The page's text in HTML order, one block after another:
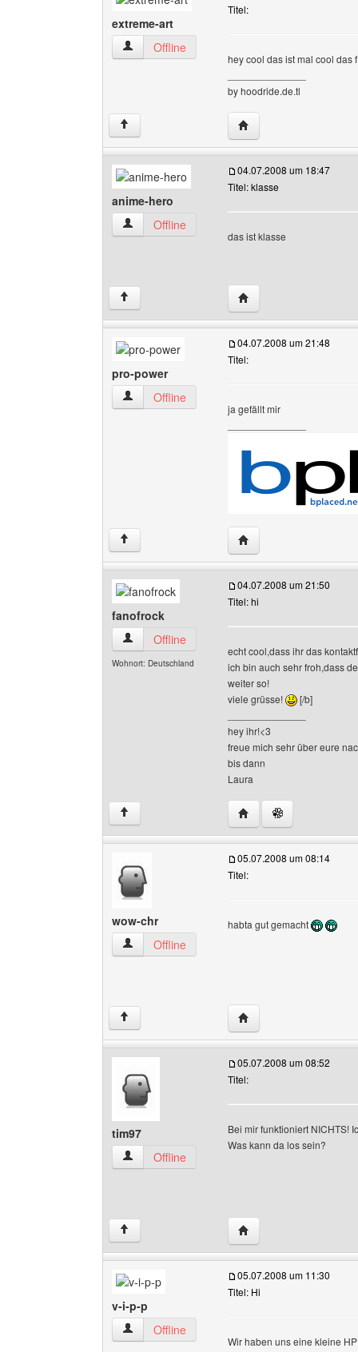
extreme-art
extreme-art Benutzer-Profile anzeigen
Offline
Titel:
hey cool das ist mal cool das
by hoodride.de.tl
↑ Website dieses
anime-hero
anime-hero Benutzer-Profile anzeigen
Offline
04.07.2008 um 18:47
Titel: klasse
das ist klasse
↑ Website dieses
pro-power
pro-power Benutzer-Profile anzeigen
Offline
04.07.2008 um 21:48
Titel:
ja gefällt mir
↑ Website dieses
fanofrock
fanofrock Benutzer-Profile anzeigen
Offline
Wohnort: Deutschland
04.07.2008 um 21:50
Titel: hi
echt cool,dass ihr das
ich bin auch sehr froh,dass
weiter so!
viele grüsse!
[/b]
hey ihr!<3
freue mich sehr über eure
bis dann
Laura
↑ Website dieses
wow-chr
wow-chr Benutzer-Profile anzeigen
Offline
05.07.2008 um 08:14
Titel:
habta gut gemacht
↑ Website dieses
tim97
tim97 Benutzer-Profile anzeigen
Offline
05.07.2008 um 08:52
Titel:
Bei mir funktioniert NICHTS!
Was kann da los sein?
↑ Website dieses
v-i-p-p
v-i-p-p Benutzer-Profile anzeigen
Offline
05.07.2008 um 11:30
Titel: Hi
Wir haben uns eine kleine